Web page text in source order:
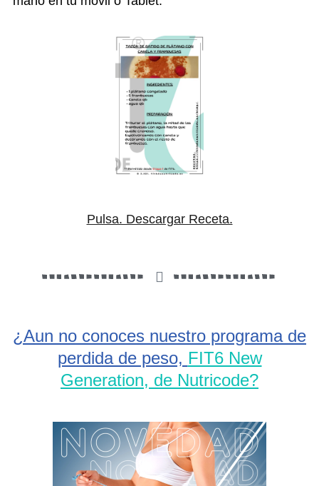
Pulsa. Descargar Receta.
¿Aun no conoces nuestro programa de
perdida de peso, FIT6 New
Generation, de Nutricode?